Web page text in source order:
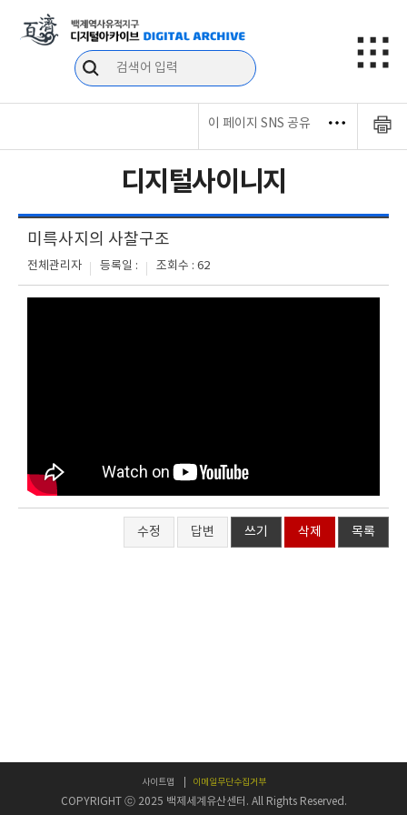
이 페이지 SNS 공유
디지털사이니지
미륵사지의 사찰구조
전체관리자 등록일 : 조회수 : 62
수정 답변 쓰기 삭제 목록
사이트맵 이메일무단수집거부
COPYRIGHT ⓒ 2025 백제세계유산센터. All Rights Reserved.